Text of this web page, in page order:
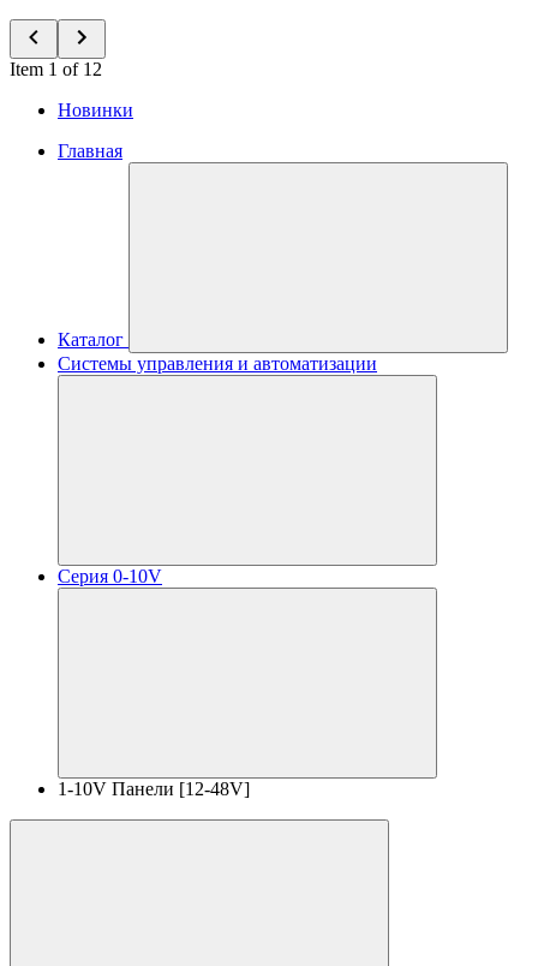
Item 1 of 12
Новинки
Главная
Каталог
Системы управления и автоматизации
Серия 0-10V
1-10V Панели [12-48V]